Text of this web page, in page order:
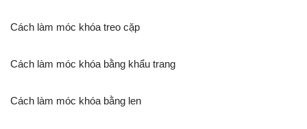
Cách làm móc khóa treo cặp
Cách làm móc khóa bằng khẩu trang
Cách làm móc khóa bằng len